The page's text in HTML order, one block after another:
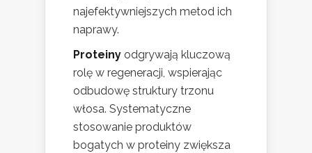
najefektywniejszych metod ich
naprawy.
Proteiny odgrywają kluczową
rolę w regeneracji, wspierając
odbudowę struktury trzonu
włosa. Systematyczne
stosowanie produktów
bogatych w proteiny zwiększa